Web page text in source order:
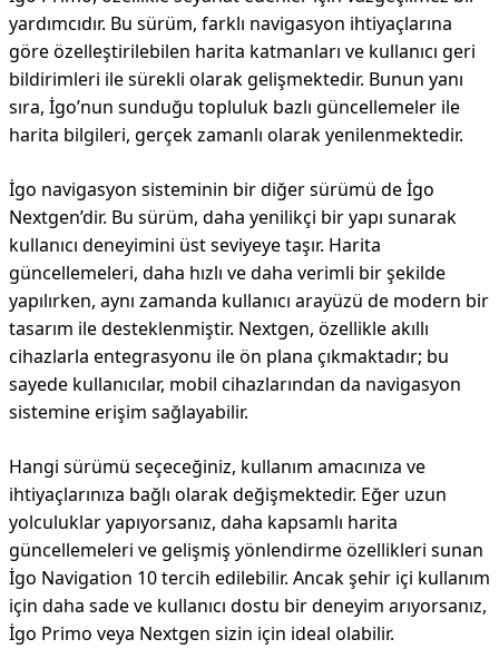
yardımcıdır. Bu sürüm, farklı navigasyon ihtiyaçlarına
göre özelleştirilebilen harita katmanları ve kullanıcı geri
bildirimleri ile sürekli olarak gelişmektedir. Bunun yanı
sıra, İgo’nun sunduğu topluluk bazlı güncellemeler ile
harita bilgileri, gerçek zamanlı olarak yenilenmektedir.
İgo navigasyon sisteminin bir diğer sürümü de İgo
Nextgen’dir. Bu sürüm, daha yenilikçi bir yapı sunarak
kullanıcı deneyimini üst seviyeye taşır. Harita
güncellemeleri, daha hızlı ve daha verimli bir şekilde
yapılırken, aynı zamanda kullanıcı arayüzü de modern bir
tasarım ile desteklenmiştir. Nextgen, özellikle akıllı
cihazlarla entegrasyonu ile ön plana çıkmaktadır; bu
sayede kullanıcılar, mobil cihazlarından da navigasyon
sistemine erişim sağlayabilir.
Hangi sürümü seçeceğiniz, kullanım amacınıza ve
ihtiyaçlarınıza bağlı olarak değişmektedir. Eğer uzun
yolculuklar yapıyorsanız, daha kapsamlı harita
güncellemeleri ve gelişmiş yönlendirme özellikleri sunan
İgo Navigation 10 tercih edilebilir. Ancak şehir içi kullanım
için daha sade ve kullanıcı dostu bir deneyim arıyorsanız,
İgo Primo veya Nextgen sizin için ideal olabilir.